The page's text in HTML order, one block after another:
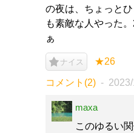
の夜は、ちょっと
も素敵な人やった
ぁ
ナイス ★26
コメント(2)
maxa
このゆるい